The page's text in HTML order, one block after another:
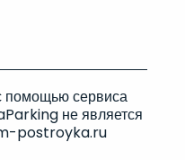
помощью сервиса
не является
postroyka.ru